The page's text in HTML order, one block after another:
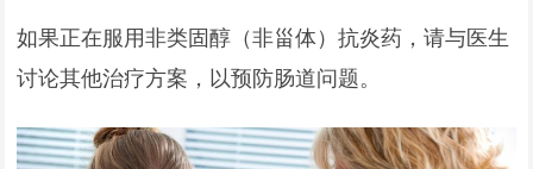
如果正在服用非类固醇（非甾体）抗炎药，请与医生
讨论其他治疗方案，以预防肠道问题。